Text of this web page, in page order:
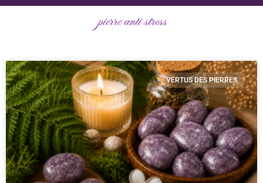
pierre anti stress
VERTUS DES PIERRES